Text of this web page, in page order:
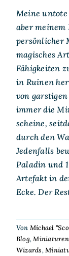
Meine
aber meinem
persönlicher
magisches
Fähigkeiten
in Ruinen
von
immer die
scheine,
durch den
Jedenfalls
Paladin und
Artefakt in
Ecke. Der
Von Michael
Blog,Miniaturen
Wizards,